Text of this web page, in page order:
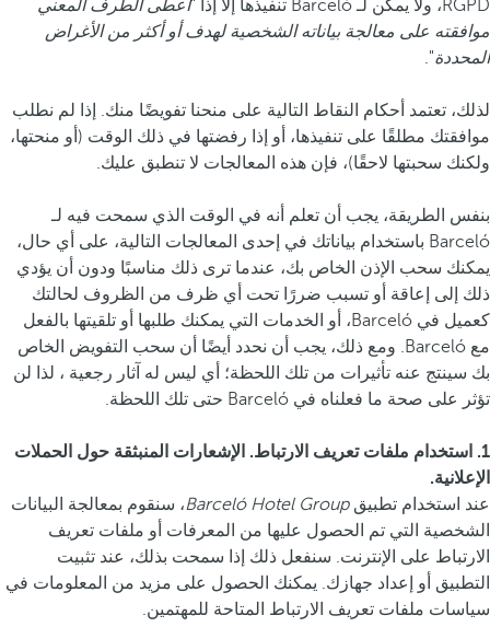
RGPD، ولا يمكن لـ Barceló تنفيذها إلا إذا "
أعطى الطرف المعني
موافقته على معالجة بياناته الشخصية لهدف أو أكثر من الأغراض
المحددة".
لذلك، تعتمد أحكام النقاط التالية على منحنا تفويضًا منك. إذا لم نطلب
موافقتك مطلقًا على تنفيذها، أو إذا رفضتها في ذلك الوقت (أو منحتها،
ولكنك سحبتها لاحقًا)، فإن هذه المعالجات لا تنطبق عليك.
بنفس الطريقة، يجب أن تعلم أنه في الوقت الذي سمحت فيه لـ
Barceló باستخدام بياناتك في إحدى المعالجات التالية، على أي حال،
يمكنك سحب الإذن الخاص بك، عندما ترى ذلك مناسبًا ودون أن يؤدي
ذلك إلى إعاقة أو تسبب ضررًا تحت أي ظرف من الظروف لحالتك
كعميل في Barceló، أو الخدمات التي يمكنك طلبها أو تلقيتها بالفعل
مع Barceló. ومع ذلك، يجب أن نحدد أيضًا أن سحب التفويض الخاص
بك سينتج عنه تأثيرات من تلك اللحظة؛ أي ليس له آثار رجعية ، لذا لن
تؤثر على صحة ما فعلناه في Barceló حتى تلك اللحظة.
1. استخدام ملفات تعريف الارتباط. الإشعارات المنبثقة حول الحملات
الإعلانية.
عند استخدام تطبيقBarceló Hotel Group، سنقوم بمعالجة البيانات
الشخصية التي تم الحصول عليها من المعرفات أو ملفات تعريف
الارتباط على الإنترنت. سنفعل ذلك إذا سمحت بذلك، عند تثبيت
التطبيق أو إعداد جهازك. يمكنك الحصول على مزيد من المعلومات في
سياسات ملفات تعريف الارتباط المتاحة للمهتمين.